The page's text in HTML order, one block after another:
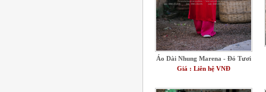
Áo Dài Nhung Marena - Đỏ Tươi
Giá : Liên hệ VNĐ